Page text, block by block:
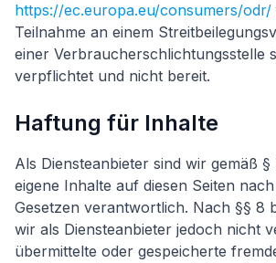
https://ec.europa.eu/consumers/odr/
Teilnahme an einem
einer Verbraucherschlichtungsstelle
verpflichtet und nicht bereit.
Haftung für Inhalte
Als Diensteanbieter sind wir gemäß
eigene Inhalte auf diesen Seiten
Gesetzen verantwortlich. Nach §§ 8
wir als Diensteanbieter jedoch nicht
übermittelte oder gespeicherte